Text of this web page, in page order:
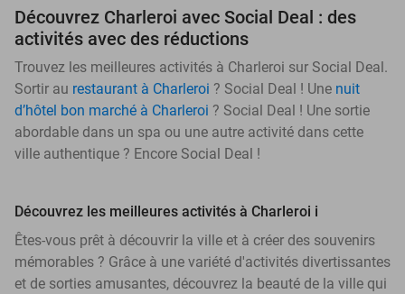
Découvrez Charleroi avec Social Deal : des
activités avec des réductions
Trouvez les meilleures activités à Charleroi sur Social Deal.
Sortir au restaurant à Charleroi ? Social Deal ! Une nuit
d’hôtel bon marché à Charleroi ? Social Deal ! Une sortie
abordable dans un spa ou une autre activité dans cette
ville authentique ? Encore Social Deal !
Découvrez les meilleures activités à Charleroi i
Êtes-vous prêt à découvrir la ville et à créer des souvenirs
mémorables ? Grâce à une variété d'activités divertissantes
et de sorties amusantes, découvrez la beauté de la ville qui